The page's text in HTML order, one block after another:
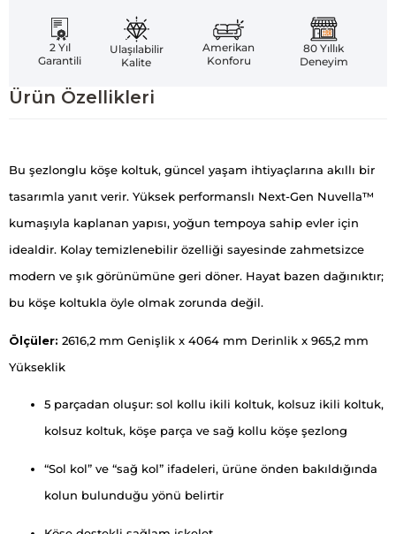
2 Yıl
Garantili
Ulaşılabilir
Kalite
Amerikan
Konforu
80 Yıllık
Deneyim
Ürün Özellikleri
Bu şezlonglu köşe koltuk, güncel yaşam ihtiyaçlarına akıllı bir
tasarımla yanıt verir. Yüksek performanslı Next-Gen Nuvella™
kumaşıyla kaplanan yapısı, yoğun tempoya sahip evler için
idealdir. Kolay temizlenebilir özelliği sayesinde zahmetsizce
modern ve şık görünümüne geri döner. Hayat bazen dağınıktır;
bu köşe koltukla öyle olmak zorunda değil.
Ölçüler: 2616,2 mm Genişlik x 4064 mm Derinlik x 965,2 mm
Yükseklik
5 parçadan oluşur: sol kollu ikili koltuk, kolsuz ikili koltuk,
kolsuz koltuk, köşe parça ve sağ kollu köşe şezlong
“Sol kol” ve “sağ kol” ifadeleri, ürüne önden bakıldığında
kolun bulunduğu yönü belirtir